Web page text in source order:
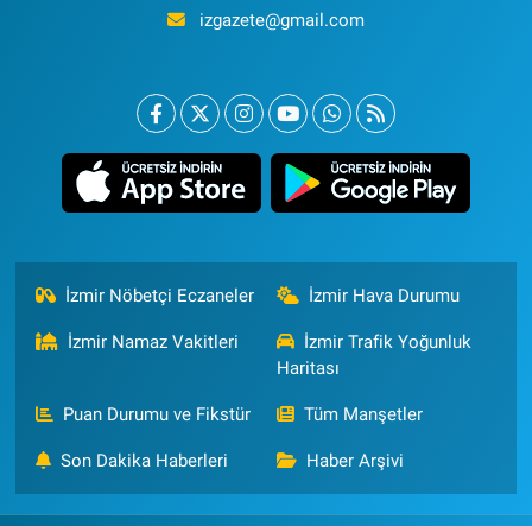
izgazete@gmail.com
İzmir Nöbetçi Eczaneler İzmir Hava Durumu
İzmir Namaz Vakitleri
İzmir Trafik Yoğunluk
Haritası
Puan Durumu ve Fikstür Tüm Manşetler
Son Dakika Haberleri Haber Arşivi